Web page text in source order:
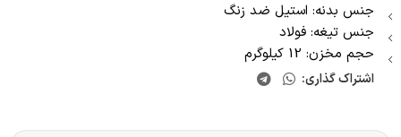
جنس بدنه: استیل ضد زنگ
جنس تیغه: فولاد
حجم مخزن: 12 کیلوگرم
اشتراک گذاری: